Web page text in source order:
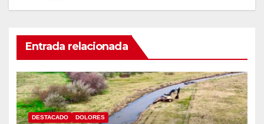
Entrada relacionada
DESTACADO DOLORES